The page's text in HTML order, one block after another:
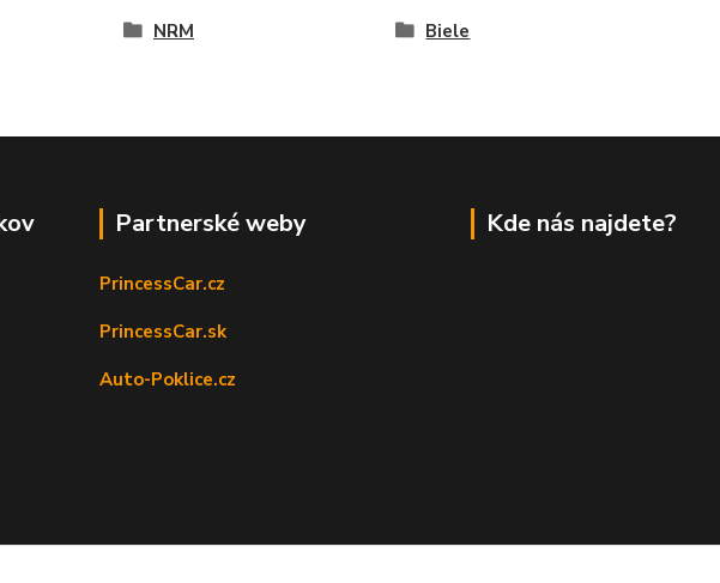
NRM Biele
Partnerské weby
PrincessCar.cz
PrincessCar.sk
Auto-Poklice.cz
Kde nás najdete?